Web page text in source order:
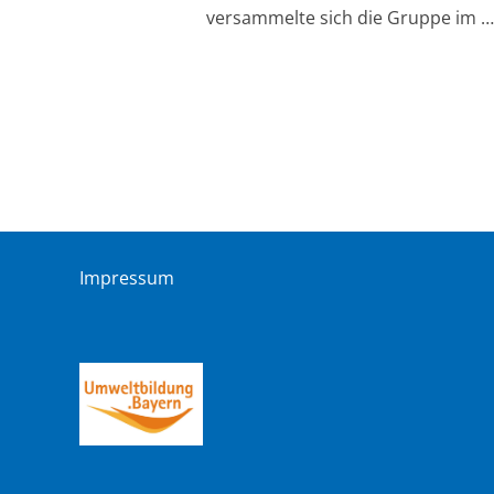
versammelte sich die Gruppe im …
Impressum